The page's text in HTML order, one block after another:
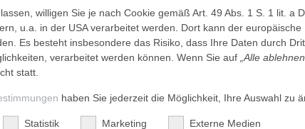
Glauben an, suchen mit ihnen zusammen nach dem Sinn
Die Seelsorge kann so die Lebensgewissheit
in ihrem Abschiednehmen und stehen ihnen sowie ihren
HEIDELBERG geschieht im Auftrag der Kirche in
Seelsorgenden anderer Kirchen.
zu Besinnung, Stille und Gebet. Mittwochs um 18.30 Uhr
willigen Sie je nach Cookie gemäß Art. 49 Abs. 1 S. 1 lit. a
u.a. in der USA verarbeitet werden. Dort kann der
Es besteht insbesondere das Risiko, dass Ihre Daten durch
verarbeitet werden können. Wenn Sie auf „Alle
statt.
haben Sie jederzeit die Möglichkeit, Ihre Auswahl zu
Statistik Marketing Externe Medien